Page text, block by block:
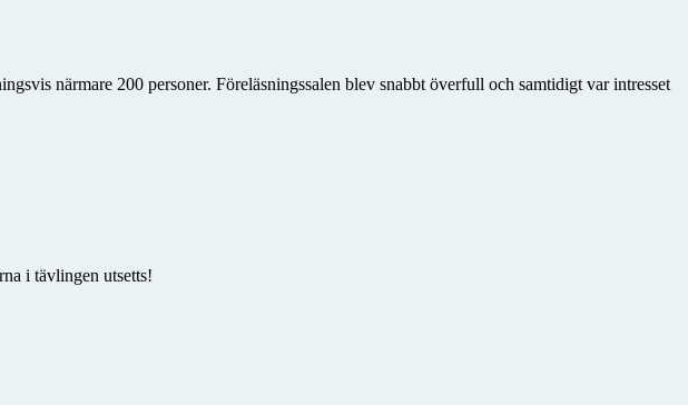
närmare 200 personer. Föreläsningssalen blev snabbt överfull och samtidigt var intresset
i tävlingen utsetts!